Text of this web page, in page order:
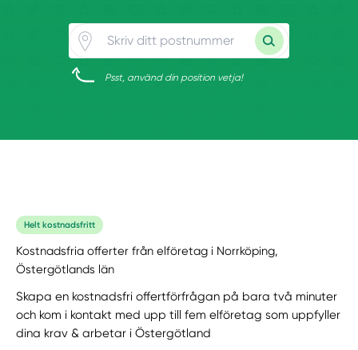
Psst, använd din position vetja!
Helt kostnadsfritt
Kostnadsfria offerter från elföretag i Norrköping,
Östergötlands län
Skapa en kostnadsfri offertförfrågan på bara två minuter
och kom i kontakt med upp till fem elföretag som uppfyller
dina krav & arbetar i Östergötland